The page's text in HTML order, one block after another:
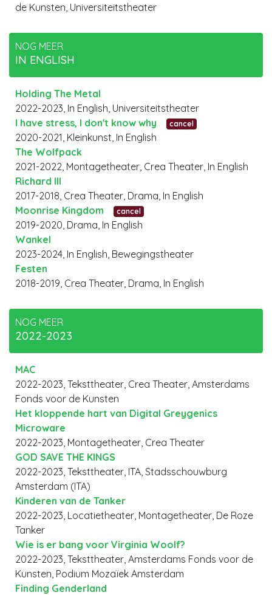
de Kunsten, Universiteitstheater
NOG MEER
IN ENGLISH
Holding The Metal
2022-2023, In English, Universiteitstheater
I have stress, I don't know why
cancel
2020-2021, Kleinkunst, In English
The Wolfpack
2021-2022, Montagetheater, Crea Theater, In English
Richard III
2017-2018, Crea Theater, Drama, In English
Moonrise Kingdom
cancel
2019-2020, Drama, In English
Wankel
2023-2024, In English, Bewegingstheater
Festen
2018-2019, Crea Theater, Drama, In English
NOG MEER
2022-2023
MAC
2022-2023, Teksttheater, Crea Theater, Amsterdams
Fonds voor de Kunsten
Het kloppende hart van Digital Greygenics
Microware
2022-2023, Montagetheater, Crea Theater
GOD SAVE THE KINGS
2022-2023, Teksttheater, ITA, Stadsschouwburg
Amsterdam (ITA)
Kinderen van de Tanker
2022-2023, Locatietheater, Montagetheater, De Roze
Tanker
Wie is er bang voor Virginia Woolf?
2022-2023, Teksttheater, Amsterdams Fonds voor de
Kunsten, Podium Mozaïek Amsterdam
Finding Genderland